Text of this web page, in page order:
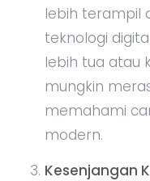
lebih terampil
teknologi
lebih tua atau
mungkin
memahami
modern.
Kesenjangan